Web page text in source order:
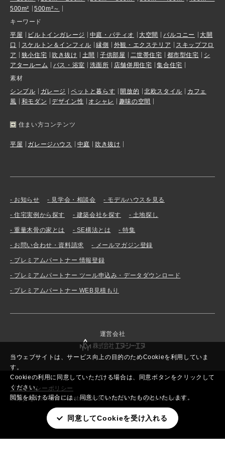
当ウェブサイトは、サービス向上の目的のためCookieを利用していま
す。
Cookieの利用に同意していただける場合は、同意ボタンをクリックして
ください。
閲覧を続ける場合には、同意していただいたものといたします。
同意してCookieを受け入れる
500m²
500m²～
キーワード
平屋
ビルトインガレージ 中庭・パティオ 大空間 バルコニー
大開
口
スケルトン＆インフィル 縁側 外観・エクステリア
スキップフロ
ア
狭小住宅 吹き抜け 土間 子供部屋 二世帯住宅 都市型住宅
シ
アタールーム
バス・浴室 洗面所 店舗併用住宅
集合住宅
素材
シンプル
ガレージ ペットと暮らす 開放的 北欧スタイル
カフェ
風
和モダン デザイン性 オシャレ 趣味の空間
住まい方コンテンツ
平屋 ガレージハウス 中庭 吹き抜け
お知らせ 見学会・相談会 モデルハウスを見る
住宅実例から探す 建築会社を探す 土地探し
重量木骨の家とは SE構法とは 特集
お問い合わせ・資料請求 メールマガジン登録
プレミアムパートナー 情報登録
プレミアムパートナー ツール申込み・データダウンロード
プレミアムパートナー WEB見積もり
運営会社
プライバシーポリシー
Copyright© New Constructor’s Network. All rights reserved.